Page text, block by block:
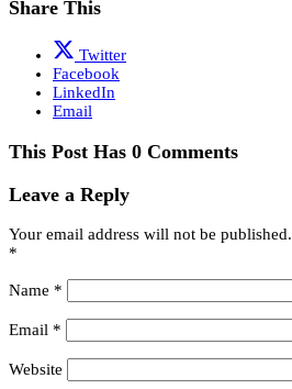
Share This
Twitter
Facebook
LinkedIn
Email
This Post Has 0 Comments
Leave a Reply
Your email address will not be published.
*
Name *
Email *
Website